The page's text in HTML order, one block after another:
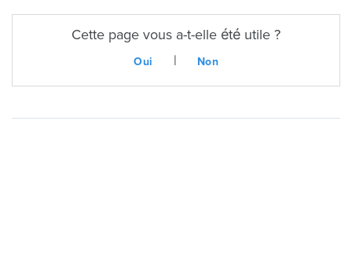
Cette page vous a-t-elle été utile ?
Oui | Non